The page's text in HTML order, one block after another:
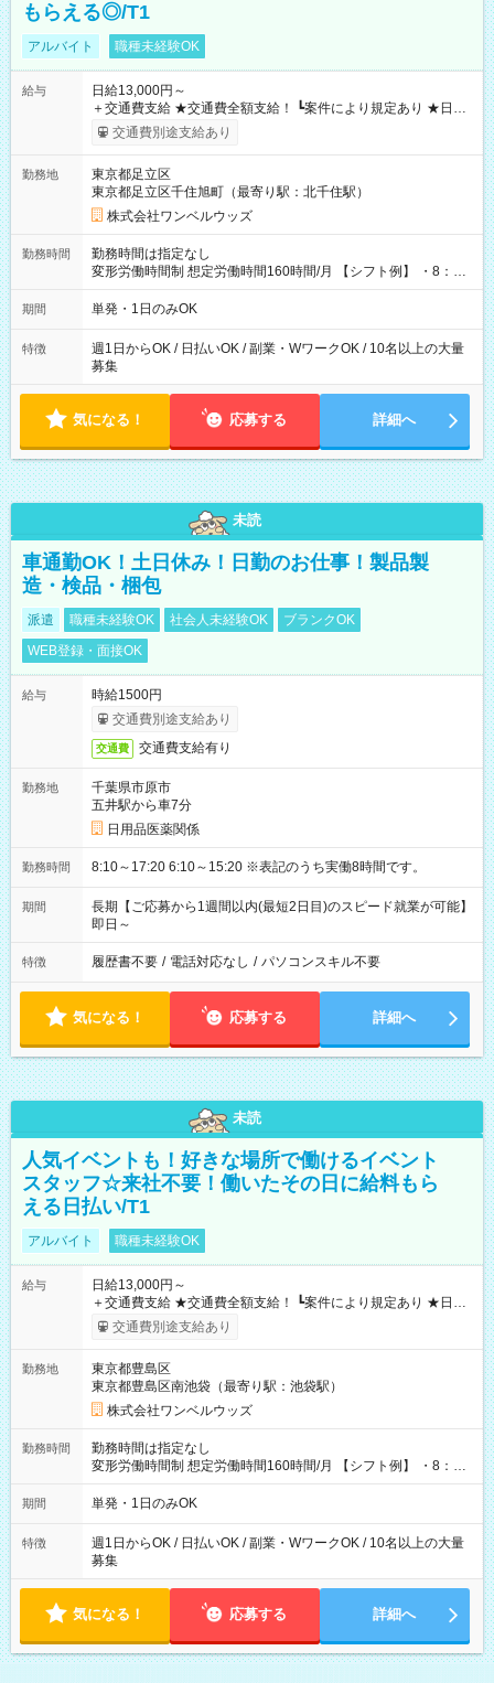
もらえる◎/T1
アルバイト 職種未経験OK
給与
日給13,000円～
＋交通費支給 ★交通費全額支給！ ┗案件により規定あり ★日払
いOK！（規定あり） ┗働いたその日に現金GET♪ お仕事後はコ
ンビニATMから 日払い分を引き落とせます！ 【試用期間】試
交通費別途支給あり
勤務地
東京都足立区
東京都足立区千住旭町（最寄り駅：北千住駅）
株式会社ワンベルウッズ
勤務時間
勤務時間は指定なし
変形労働時間制 想定労働時間160時間/月 【シフト例】 ・8：00
～21：00
期間 単発・1日のみOK
特徴
週1日からOK / 日払いOK / 副業・WワークOK / 10名以上の大量
募集
気になる！ 応募する 詳細へ
未読
車通勤OK！土日休み！日勤のお仕事！製品製
造・検品・梱包
派遣 職種未経験OK 社会人未経験OK
ブランクOK
WEB登録・面接OK
給与
時給1500円
交通費別途支給あり
交通費 交通費支給有り
勤務地
千葉県市原市
五井駅から車7分
日用品医薬関係
勤務時間 8:10～17:20 6:10～15:20 ※表記のうち実働8時間です。
期間
長期【ご応募から1週間以内(最短2日目)のスピード就業が可能】
即日～
特徴 履歴書不要 / 電話対応なし / パソコンスキル不要
気になる！ 応募する 詳細へ
未読
人気イベントも！好きな場所で働けるイベント
スタッフ☆来社不要！働いたその日に給料もら
える日払い/T1
アルバイト 職種未経験OK
給与
日給13,000円～
＋交通費支給 ★交通費全額支給！ ┗案件により規定あり ★日払
いOK！（規定あり） ┗働いたその日に現金GET♪ お仕事後はコ
ンビニATMから 日払い分を引き落とせます！ 【試用期間】試
交通費別途支給あり
勤務地
東京都豊島区
東京都豊島区南池袋（最寄り駅：池袋駅）
株式会社ワンベルウッズ
勤務時間
勤務時間は指定なし
変形労働時間制 想定労働時間160時間/月 【シフト例】 ・8：00
～21：00
期間 単発・1日のみOK
特徴
週1日からOK / 日払いOK / 副業・WワークOK / 10名以上の大量
募集
気になる！ 応募する 詳細へ